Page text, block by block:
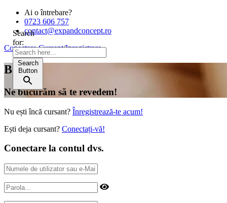
Search
for:
Search
Button
Ai o întrebare?
0723 606 757
contact@expandconcept.ro
Conectare Cursant/Inregistrare
Bună!
Ne bucurăm să te revedem!
Nu ești încă cursant? Înregistrează-te acum!
Ești deja cursant? Conectați-vă!
Conectare la contul dvs.